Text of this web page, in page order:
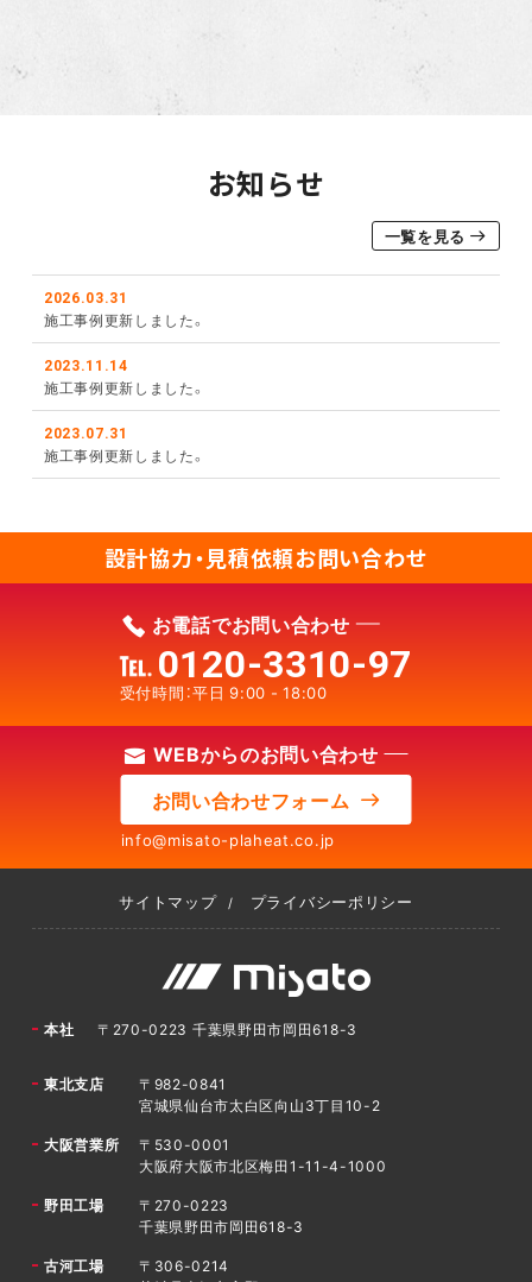
お知らせ
一覧を見る
2026.03.31
施工事例更新しました。
2023.11.14
施工事例更新しました。
2023.07.31
施工事例更新しました。
設計協力・見積依頼お問い合わせ
お電話でお問い合わせ
0120-3310-97
受付時間：平日 9:00 - 18:00
WEBからのお問い合わせ
お問い合わせフォーム
info@misato-plaheat.co.jp
本社 〒270-0223 千葉県野田市岡田618-3
サイトマップ プライバシーポリシー
東北支店
〒982-0841
宮城県仙台市太白区向山3丁目10-2
大阪営業所
〒530-0001
大阪府大阪市北区梅田1-11-4-1000
野田工場
〒270-0223
千葉県野田市岡田618-3
古河工場
〒306-0214